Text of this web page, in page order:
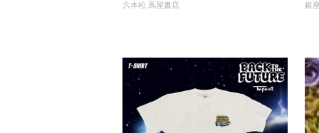
六本松 蔦屋書店 銀